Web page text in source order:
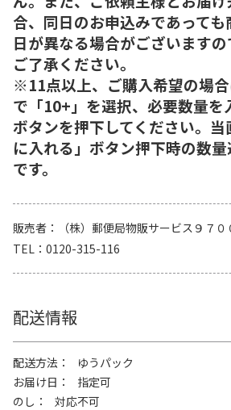
合、同日のお申込みであって
日が異なる場合がございます
ご了承ください。
※11点以上、ご購入希望の場
で「10+」を選択、必要数量を
ボタンを押下してください。
に入れる」ボタン押下時の数
です。
販売者
（株）郵便局物販サービス９７０
TEL
0120-315-116
配送情報
配送方法
ゆうパック
お届け日
指定可
のし
対応不可